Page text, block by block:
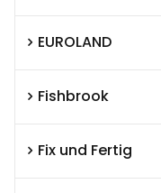
EUROLAND
Fishbrook
Fix und Fertig